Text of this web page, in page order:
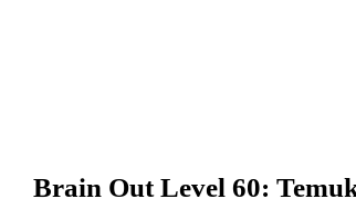
Brain Out Level 60: